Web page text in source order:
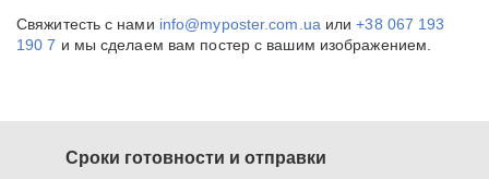
Свяжитесть с нами info@myposter.com.ua или+38 067 193
190 7 и мы сделаем вам постер с вашим изображением.
Сроки готовности и отправки